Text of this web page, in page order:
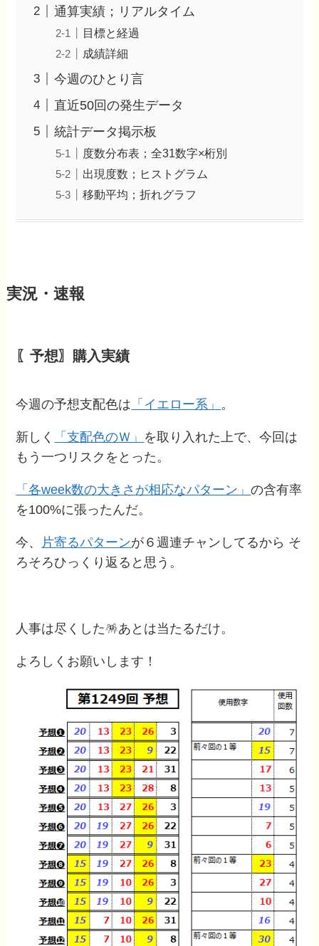
通算実績；リアルタイム
目標と経過
成績詳細
今週のひとり言
直近50回の発生データ
統計データ掲示板
度数分布表；全31数字×桁別
出現度数；ヒストグラム
移動平均；折れグラフ
実況・速報
〖予想〗購入実績
今週の予想支配色は 「イエロー系」 。
新しく 「支配色のＷ」 を取り入れた上で、今回は
もう一つリスクをとった。
「各week数の大きさが相応なパターン」の含有率
を100%に張ったんだ。
今、 片寄るパターンが６週連チャンしてるから そ
ろそろひっくり返ると思う。
人事は尽くした🪅あとは当たるだけ。
よろしくお願いします！